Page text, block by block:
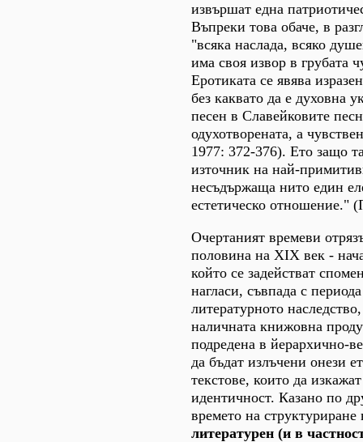
извършат една
Въпреки това обаче, в
"всяка наслада, всяко
има своя извор в грубата
Еротиката се явява
без каквато да е духовна
песен в Славейковите
одухотворената, а
1977: 372-376). Ето защо
източник на най-
несъдържаща нито един
естетическо отношение."
Очертаният времеви
половина на XIX век -
който се задействат
нагласи, съвпада с
литературното
наличната книжовна
подредена в йерархично-
да бъдат излъчени онези
текстове, които да
идентичност. Казано по
времето на
литературен (и в